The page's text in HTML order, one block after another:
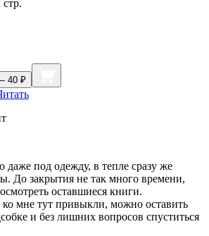
40 ₽
даже под одежду, в тепле сразу же
До закрытия не так много времени,
оставшиеся книги.
ко мне тут привыкли, можно оставить
и без лишних вопросов спуститься